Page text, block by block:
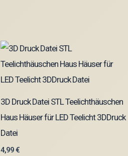
3D Druck Datei STL Teelichthäuschen
Haus Häuser für LED Teelicht 3DDruck
Datei
4,99€